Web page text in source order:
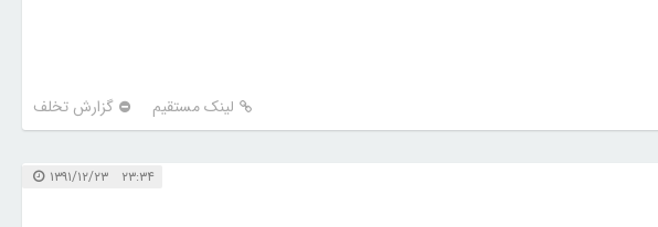
لینک مستقیم گزارش تخلف
۲۳:۳۴ ۱۳۹۱/۱۲/۲۳